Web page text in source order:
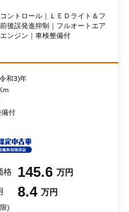
ントロール｜ＬＥＤライト＆フ
後誤発進抑制｜フルオートエア
ンジン｜車検整備付
和3)年
備付
格 145.6 万円
8.4 万円
)